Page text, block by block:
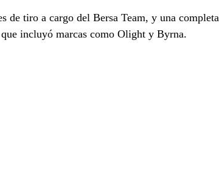
de tiro a cargo del Bersa Team, y una completa
incluyó marcas como Olight y Byrna.